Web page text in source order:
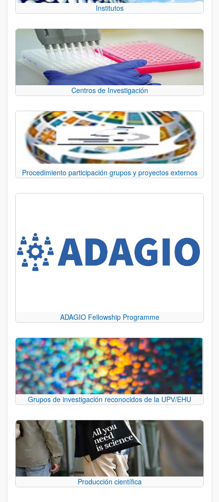
Institutos
Centros de Investigación
Procedimiento participación grupos y proyectos externos
ADAGIO Fellowship Programme
Grupos de investigación reconocidos de la UPV/EHU
Producción científica